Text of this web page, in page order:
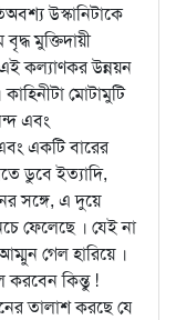
উস্কানিটাকে
মুক্তিদায়ী
কল্যাণকর উন্নয়ন
মোটামুটি
এবং
একটি বারের
ডুবে ইত্যাদি,
সঙ্গে, এ দুয়ে
ফেলেছে । যেই না
গেল হারিয়ে ।
করবেন কিন্তু !
তালাশ করছে যে